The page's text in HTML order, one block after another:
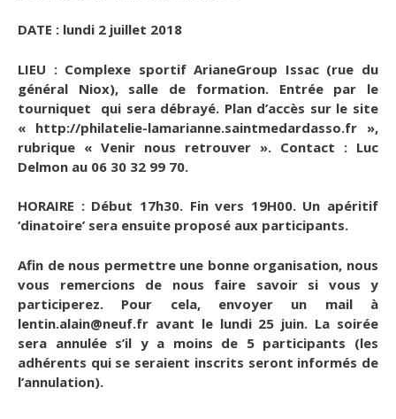
DATE : lundi 2 juillet 2018
LIEU : Complexe sportif ArianeGroup Issac (rue du
général Niox), salle de formation. Entrée par le
tourniquet qui sera débrayé. Plan d’accès sur le site
« http://philatelie-lamarianne.saintmedardasso.fr »,
rubrique « Venir nous retrouver ». Contact : Luc
Delmon au 06 30 32 99 70.
HORAIRE : Début 17h30. Fin vers 19H00. Un apéritif
‘dinatoire’ sera ensuite proposé aux participants.
Afin de nous permettre une bonne organisation, nous
vous remercions de nous faire savoir si vous y
participerez. Pour cela, envoyer un mail à
lentin.alain@neuf.fr avant le lundi 25 juin. La soirée
sera annulée s’il y a moins de 5 participants (les
adhérents qui se seraient inscrits seront informés de
l’annulation).